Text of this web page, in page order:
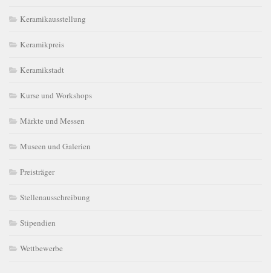
Keramikausstellung
Keramikpreis
Keramikstadt
Kurse und Workshops
Märkte und Messen
Museen und Galerien
Preisträger
Stellenausschreibung
Stipendien
Wettbewerbe